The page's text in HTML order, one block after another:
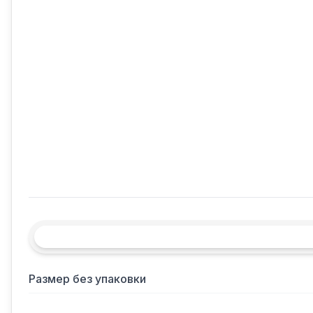
Размер без упаковки